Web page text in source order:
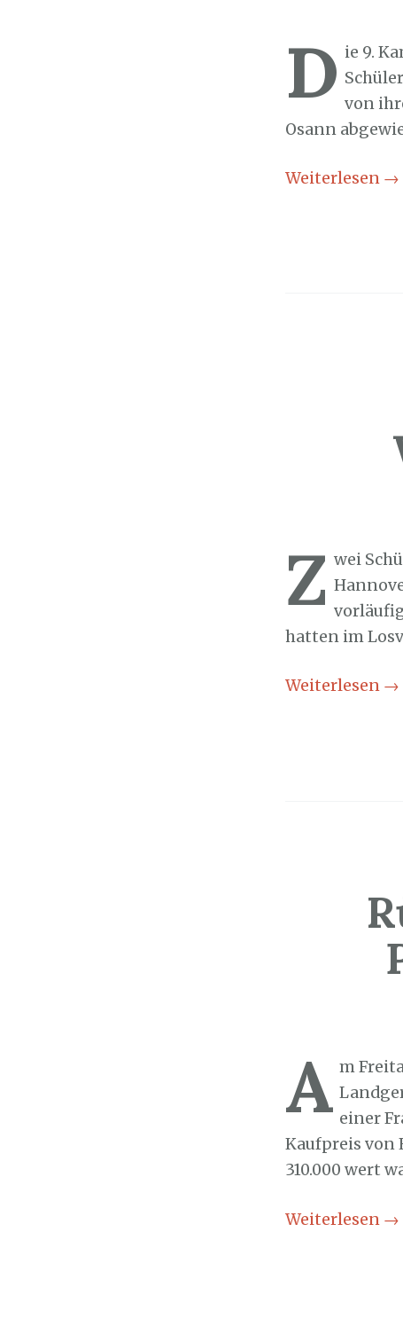
D ie 9.
von
Osann
Weiterlesen →
Z wei
hatten im
Weiterlesen →
A m
einer
Kaufpreis von
310.000 wert
Weiterlesen →